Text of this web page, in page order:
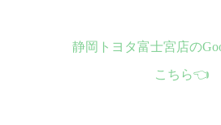
静岡トヨタ富士宮店の
こちら👈